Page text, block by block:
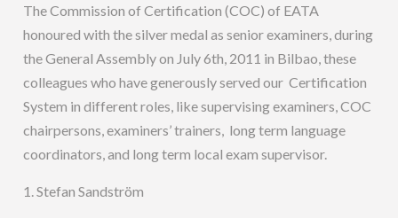
The Commission of Certification (COC) of EATA
honoured with the silver medal as senior examiners, during
the General Assembly on July 6th, 2011 in Bilbao, these
colleagues who have generously served our Certification
System in different roles, like supervising examiners, COC
chairpersons, examiners’ trainers, long term language
coordinators, and long term local exam supervisor.
1. Stefan Sandström